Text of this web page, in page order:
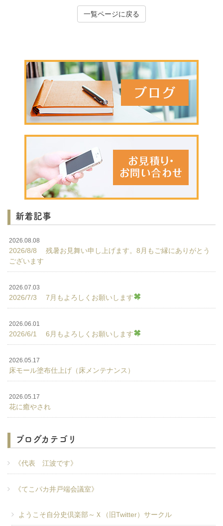
一覧ページに戻る
新着記事
2026.08.08
2026/8/8 残暑お見舞い申し上げます。8月もご縁にありがとう
ございます
2026.07.03
2026/7/3 7月もよろしくお願いします
2026.06.01
2026/6/1 6月もよろしくお願いします
2026.05.17
床モール塗布仕上げ（床メンテナンス）
2026.05.17
花に癒やされ
ブログカテゴリ
《代表 江波です》
《てこパカ井戸端会議室》
ようこそ自分史倶楽部～Ｘ（旧Twitter）サークル